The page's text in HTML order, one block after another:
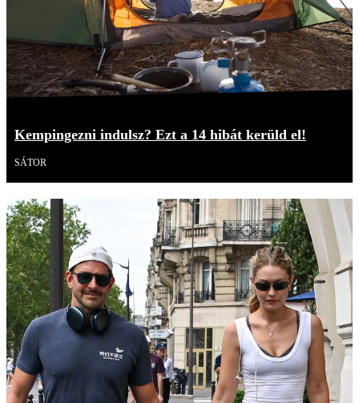
Kempingezni indulsz? Ezt a 14 hibát kerüld el!
SÁTOR